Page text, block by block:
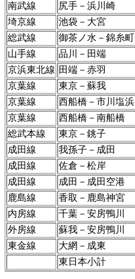
南武線
尻手－浜川崎
埼京線
池袋－大宮
総武線
御茶ノ水－錦糸町
山手線
品川－田端
京浜東北線 田端－赤羽
京葉線
東京－蘇我
京葉線
西船橋－市川塩浜
京葉線
西船橋－南船橋
総武本線
東京－銚子
成田線
我孫子－成田
成田線
佐倉－松岸
成田線
成田－成田空港
鹿島線
香取－鹿島神宮
内房線
千葉－安房鴨川
外房線
蘇我－安房鴨川
東金線
大網－成東
東日本小計